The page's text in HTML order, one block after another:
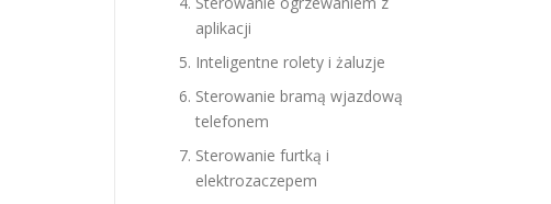
aplikacji
Inteligentne rolety i żaluzje
Sterowanie bramą wjazdową
telefonem
Sterowanie furtką i
elektrozaczepem